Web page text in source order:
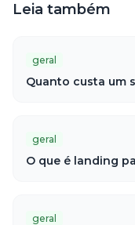
Leia também
geral
Quanto custa um
geral
O que é landing
geral